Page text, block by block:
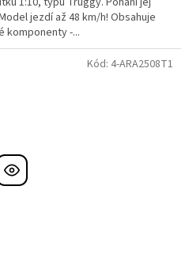
jezdí až 48 km/h! Obsahuje
komponenty -...
Kód: 4-ARA2508T1